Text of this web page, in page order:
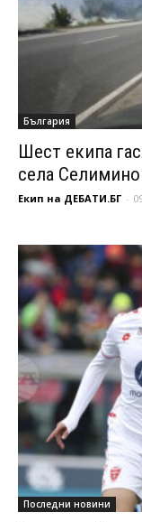
България
Шест екипа
села
Екип на ДЕБАТИ.БГ -
Последни новини